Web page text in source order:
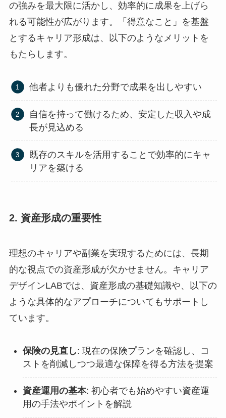
の強みを最大限に活かし、効率的に成果を上げら
れる可能性が広がります。「得意なこと」を基盤
とするキャリア形成は、以下のようなメリットを
もたらします。
他者よりも優れた分野で成果を出しやすい
自信を持って働けるため、安定した収入や成
長が見込める
既存のスキルを活用することで効率的にキャ
リアを築ける
2. 資産形成の重要性
理想のキャリアや副業を実現するためには、長期
的な視点での資産形成が欠かせません。キャリア
デザインLABでは、資産形成の基礎知識や、以下の
ような具体的なアプローチについてもサポートし
ています。
保険の見直し: 現在の保険プランを確認し、コ
ストを削減しつつ最適な保障を得る方法を提案
資産運用の基本: 初心者でも始めやすい資産運
用の手法やポイントを解説